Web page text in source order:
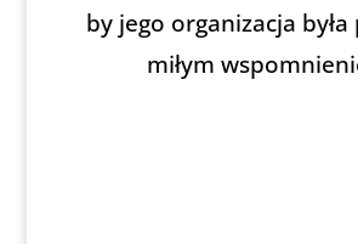
by jego organizacja
miłym